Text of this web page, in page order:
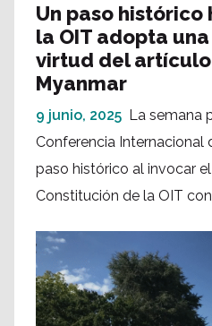
Un paso
la OIT adopta
virtud del artículo
Myanmar
9 junio, 2025 La semana
Conferencia Internacional
paso histórico al invocar
Constitución de la OIT